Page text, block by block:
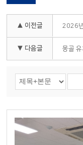
▲ 이전글
▼ 다음글